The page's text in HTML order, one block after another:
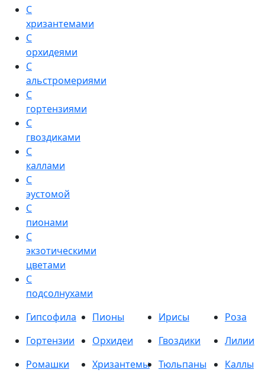
С
хризантемами
С
орхидеями
С
альстромериями
С
гортензиями
С
гвоздиками
С
каллами
С
эустомой
С
пионами
С
экзотическими
цветами
С
подсолнухами
Гипсофила
Пионы Ирисы
Роза
Гортензии
Орхидеи Гвоздики
Лилии
Ромашки
Хризантемы Тюльпаны
Каллы